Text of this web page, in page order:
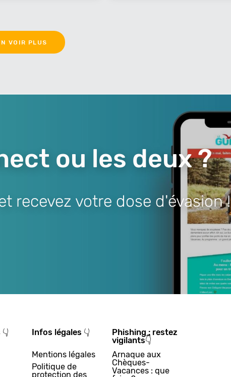
VOIR PLUS
ou les deux ?
recevez votre dose d'évasion !
Infos légales 👇
Mentions légales
Politique de
protection des
Phishing : restez
vigilants👇
Arnaque aux
Chèques-
Vacances : que